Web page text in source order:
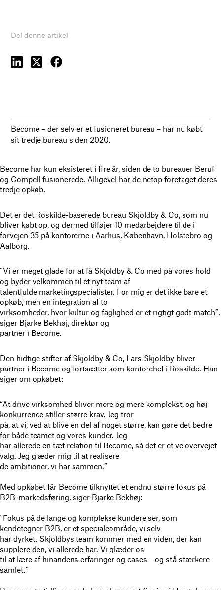
Del denne artikel
Become – der selv er et fusioneret bureau – har nu købt
sit tredje bureau siden 2020.
Become har kun eksisteret i fire år, siden de to bureauer Beruf
og Compell fusionerede. Alligevel har de netop foretaget deres
tredje opkøb.
Det er det Roskilde-baserede bureau Skjoldby & Co, som nu
bliver købt op, og dermed tilføjer 10 medarbejdere til de i
forvejen 35 på kontorerne i Aarhus, København, Holstebro og
Aalborg.
“Vi er meget glade for at få Skjoldby & Co med på vores hold
og byder velkommen til et nyt team af
talentfulde marketingspecialister. For mig er det ikke bare et
opkøb, men en integration af to
virksomheder, hvor kultur og faglighed er et rigtigt godt match”,
siger Bjarke Bekhøj, direktør og
partner i Become.
Den hidtige stifter af Skjoldby & Co, Lars Skjoldby bliver
partner i Become og fortsætter som kontorchef i Roskilde. Han
siger om opkøbet:
“At drive virksomhed bliver mere og mere komplekst, og høj
konkurrence stiller større krav. Jeg tror
på, at vi, ved at blive en del af noget større, kan gøre det bedre
for både teamet og vores kunder. Jeg
har allerede en tæt relation til Become, så det er et velovervejet
valg. Jeg glæder mig til at realisere
de ambitioner, vi har sammen.”
Med opkøbet får Become tilknyttet et endnu større fokus på
B2B-markedsføring, siger Bjarke Bekhøj:
“Fokus på de lange og komplekse kunderejser, som
kendetegner B2B, er et specialeområde, vi selv
har dyrket. Skjoldbys team kommer med en viden, der kan
supplere den, vi allerede har. Vi glæder os
til at lære af hinandens erfaringer og cases – og stå stærkere
samlet.”